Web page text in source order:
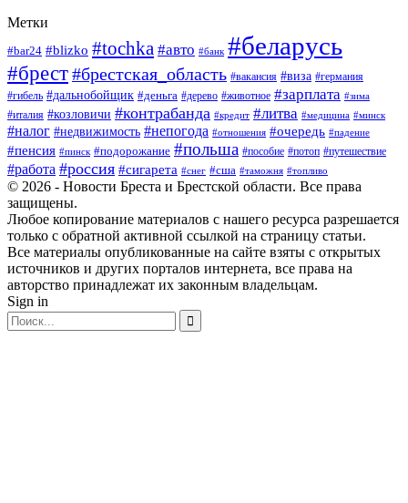
Метки
#bar24 #blizko #tochka #авто #банк #беларусь
#брест#брестская_область #вакансия #виза #германия
#гибель #дальнобойщик #деньга #дерево #животное #зарплата #зима
#италия #козловичи #контрабанда #кредит #литва #медицина #минск
#налог #недвижимость #непогода #отношения #очередь #падение
#пенсия #пинск #подорожание #польша #пособие #потоп #путешествие
#работа #россия #сигарета #снег #сша #таможня #топливо
© 2026 - Новости Бреста и Брестской области. Все права
защищены.
Любое копирование материалов с нашего ресурса разрешается
только с обратной активной ссылкой на страницу статьи.
Все материалы опубликованные на сайте взяты с открытых
источников и других порталов интернета, все права на
авторство принадлежат их законным владельцам.
Sign in